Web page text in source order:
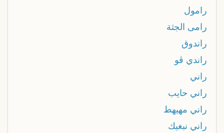
رامول
رامى الجثة
راندوق
راندي ڤو
راني
راني حايب
راني مهيهط
راني نبغيك